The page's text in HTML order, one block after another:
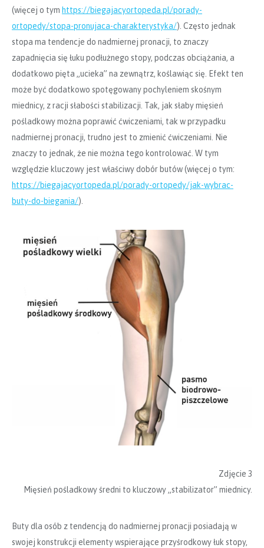
(więcej o tym https://biegajacyortopeda.pl/porady-
ortopedy/stopa-pronujaca-charakterystyka/). Często jednak
stopa ma tendencje do nadmiernej pronacji, to znaczy
zapadnięcia się łuku podłużnego stopy, podczas obciążania, a
dodatkowo pięta „ucieka” na zewnątrz, koślawiąc się. Efekt ten
może być dodatkowo spotęgowany pochyleniem skośnym
miednicy, z racji słabości stabilizacji. Tak, jak słaby mięsień
pośladkowy można poprawić ćwiczeniami, tak w przypadku
nadmiernej pronacji, trudno jest to zmienić ćwiczeniami. Nie
znaczy to jednak, że nie można tego kontrolować. W tym
względzie kluczowy jest właściwy dobór butów (więcej o tym:
https://biegajacyortopeda.pl/porady-ortopedy/jak-wybrac-
buty-do-biegania/).
Zdjęcie 3
Mięsień pośladkowy średni to kluczowy „stabilizator” miednicy.
Buty dla osób z tendencją do nadmiernej pronacji posiadają w
swojej konstrukcji elementy wspierające przyśrodkowy łuk stopy,